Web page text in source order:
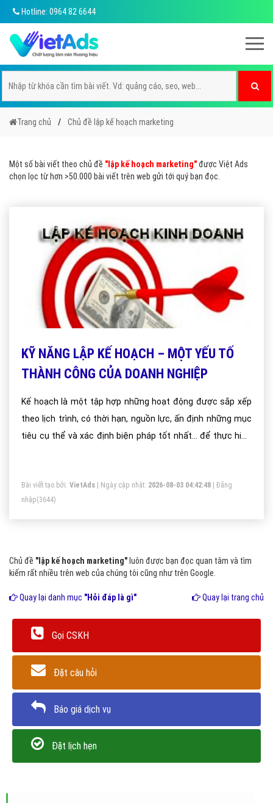
Hotline: 0964 82 6644
Trang chủ Chủ đề lập kế hoạch marketing
Một số bài viết theo chủ đề "lập kế hoạch marketing"được Việt Ads
chọn lọc từ hơn >50.000 bài viết trên web gửi tới quý bạn đọc.
KỸ NĂNG LẬP KẾ HOẠCH – MỘT YẾU TỐ
THÀNH CÔNG CỦA DOANH NGHIỆP
Kế hoạch là một tập hợp những hoạt động được sắp xếp
theo lịch trình, có thời hạn, nguồn lực, ấn định những mục
tiêu cụ thể và xác định biện pháp tốt nhất… để thực hiện
Bài viết tạo bởi: VietAds | Ngày cập nhật: 2026-08-03 04:42:48
Đăng
nhập(3644)
Chủ đề "lập kế hoạch marketing" luôn được bạn đọc quan tâm và tìm
kiếm rất nhiều trên web của chúng tôi cũng như trên Google.
Quay lại danh mục "Hỏi đáp là gì" Quay lại trang chủ
Gọi CSKH
Đặt câu hỏi
Báo giá dịch vụ
Đặt lịch hẹn